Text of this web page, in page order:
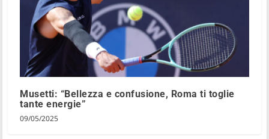
Musetti: “Bellezza e confusione, Roma ti toglie
tante energie”
09/05/2025